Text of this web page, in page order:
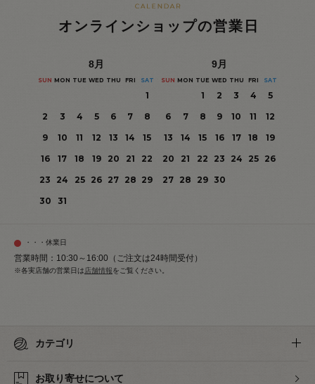
オンラインショップの営業日
8月
SUN MON TUE WED THU FRI SAT
1
2
3 4 5 6 7
8
9
10 11 12 13 14
15
16
17 18 19 20 21
22
23
24 25 26 27 28 29
30
31
9月
SUN MON TUE WED THU FRI SAT
1 2 3 4
5
6
7 8 9 10 11
12
13
14 15 16 17 18
19
20
21 22 23 24 25
26
27 28 29 30
・・・休業日
営業時間：10:30～16:00（ご注文は24時間受付）
※各実店舗の営業日は 店舗情報をご覧ください。
カテゴリ
お取り寄せについて